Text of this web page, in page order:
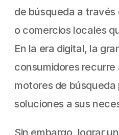
de búsqueda a través
o comercios locales
En la era digital, la
consumidores
motores de
soluciones a sus